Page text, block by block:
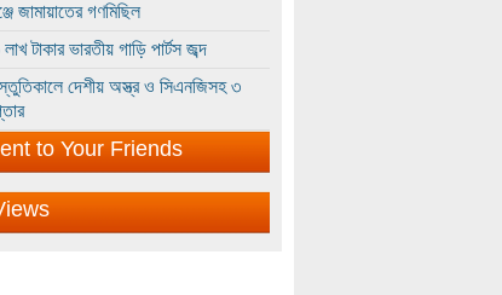
জামায়াতের গণমিছিল
টাকার ভারতীয় গাড়ি পার্টস জব্দ
দেশীয় অস্ত্র ও সিএনজিসহ ৩
to Your Friends